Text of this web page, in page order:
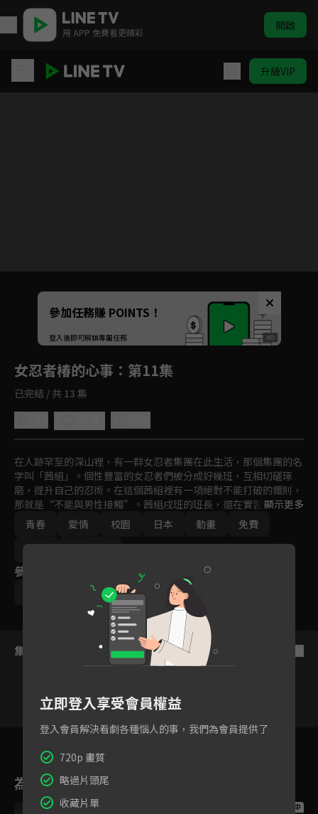
用 APP 免費看更精彩 開啟
升級VIP
Unmute
如有不便請見諒
參加任務賺 POINTS！
登入後即可解鎖專屬任務
女忍者椿的心事 ：第11集
已完結 / 共 13 集
在人跡罕至的深山裡，有一群女忍者集團在此生活，那個集團的名
字叫「茜組」。個性豐富的女忍者們被分成好幾班，互相切磋琢
磨，提升自己的忍術。在這個茜組裡有一項絕對不能打破的鐵則，
那就是“不能與男性接觸”。茜組戌班的班長，還在實習的女忍者
樁，是連組裡的長老都認可的忍術高手，也是備受周圍的人信賴的
領導者，但樁有一件非常在意的事，那就是一直以來都不能看也不
能碰的男生。好想見他一面…越是這麼想越覺得悶悶不樂，啊…到
顯示更多
青春
愛情 校園 日本 動畫
免費
參與演員
集數列表
8 9 10 11 12
為您推薦
跟播中 跟播中
立即登入享受會員權益
登入會員解決看劇各種惱人的事，我們為會員提供了
720p 畫質
略過片頭尾
收藏片單